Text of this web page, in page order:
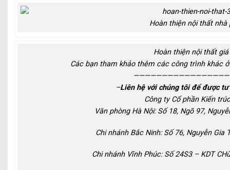
Hoàn thiện nội thất nhà
Hoàn thiện nội thất giá
Các bạn tham khảo thêm các công trình khác
–Liên hệ với chúng tôi để được tư
Công ty Cổ phần Kiến
Văn phòng Hà Nội: Số 18, Ngõ 97,
Chi nhánh Bắc Ninh: Số 76, Nguyễn Gia
Chi nhánh Vĩnh Phúc: Số 24S3 – KDT